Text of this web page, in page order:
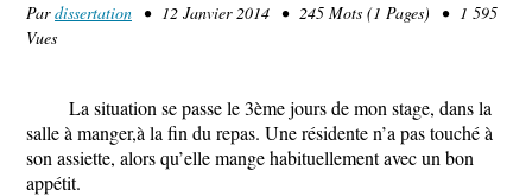
Pardissertation • 12 Janvier 2014 • 245 Mots (1 Pages) • 1 595
Vues
La situation se passe le 3ème jours de mon stage, dans la
salle à manger,à la fin du repas. Une résidente n’a pas touché à
son assiette, alors qu’elle mange habituellement avec un bon
appétit.